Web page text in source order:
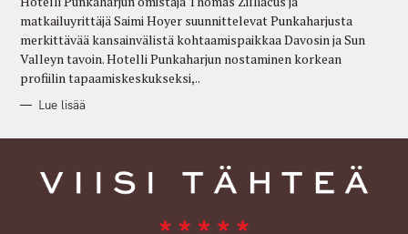
E
S
matkailuyrittäjä Saimi Hoyer suunnittelevat Punkaharjusta
merkittävää kansainvälistä kohtaamispaikkaa Davosin ja Sun
Valleyn tavoin. Hotelli Punkaharjun nostaminen korkean
profiilin tapaamiskeskukseksi,..
Lue lisää